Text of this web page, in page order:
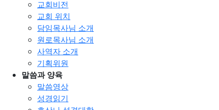
교회비전
교회 위치
담임목사님 소개
원로목사님 소개
사역자 소개
기획위원
말씀과 양육
말씀영상
성경읽기